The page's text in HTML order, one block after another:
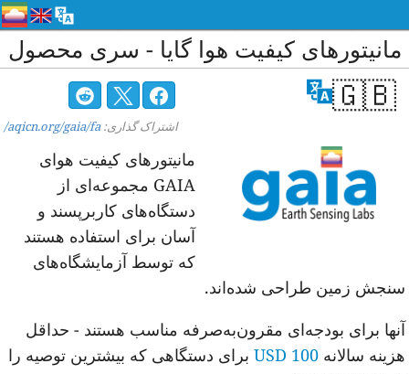
کیفیت هوا گایا - سری محصول
🇬🇧
اشتراک گذاری:aqicn.org/gaia/fa/
مانیتورهای کیفیت هوای
GAIA مجموعه‌ای از
دستگاه‌های کاربرپسند و
آسان برای استفاده هستند
که توسط آزمایشگاه‌های
زمین طراحی شده‌اند.
برای بودجه‌ای مقرون‌به‌صرفه مناسب هستند - حداقل
سالانه100 USD
برای دستگاهی که بیشترین توصیه را